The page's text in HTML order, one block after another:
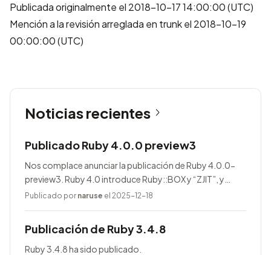
Publicada originalmente el 2018-10-17 14:00:00 (UTC)
Mención a la revisión arreglada en trunk el 2018-10-19
00:00:00 (UTC)
Noticias recientes
Publicado Ruby 4.0.0 preview3
Nos complace anunciar la publicación de Ruby 4.0.0-
preview3. Ruby 4.0 introduce Ruby::BOX y “ZJIT”, y
agrega muchas mejoras.
Publicado por naruse el 2025-12-18
Publicación de Ruby 3.4.8
Ruby 3.4.8 ha sido publicado.